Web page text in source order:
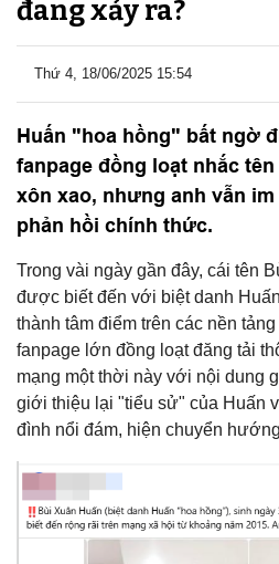
đang xảy ra?
Thứ 4, 18/06/2025 15:54
Huấn "hoa hồng" bất ngờ
fanpage đồng loạt nhắc
xôn xao, nhưng anh vẫn
phản hồi chính thức.
Trong vài ngày gần đây, cái tên
được biết đến với biệt danh
thành tâm điểm trên các nền
fanpage lớn đồng loạt đăng tải
mạng một thời này với nội dung
giới thiệu lại "tiểu sử" của Huấn
đình nổi đám, hiện chuyển